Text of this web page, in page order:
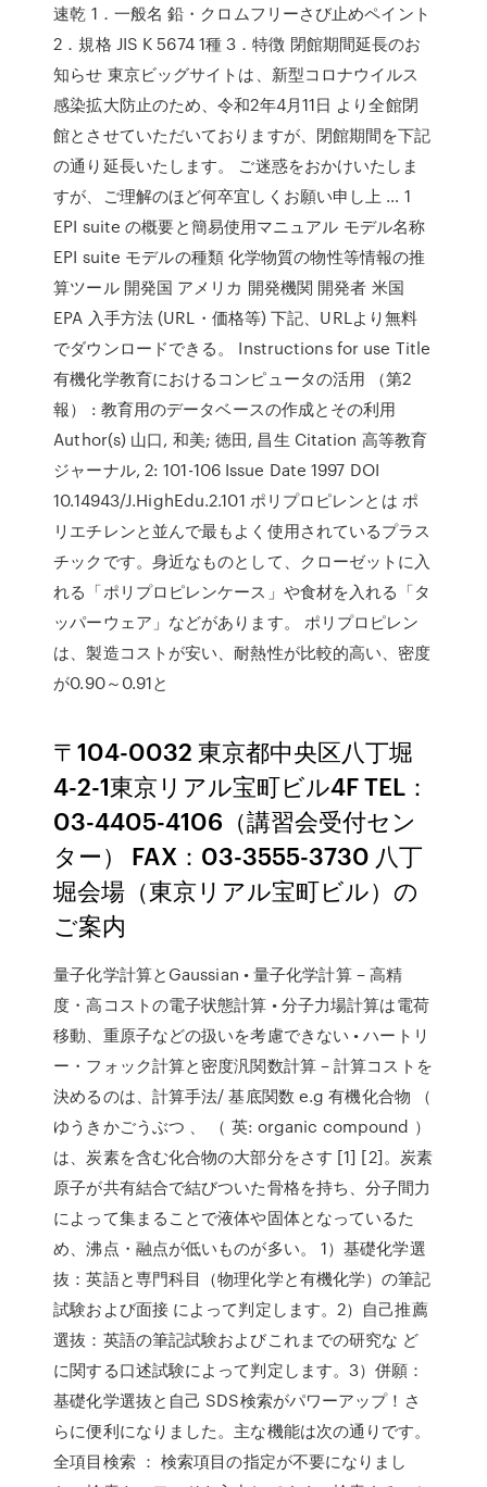
速乾 1．一般名 鉛・クロムフリーさび止めペイント
2．規格 JIS K 5674 1種 3．特徴 閉館期間延長のお
知らせ 東京ビッグサイトは、新型コロナウイルス
感染拡大防止のため、令和2年4月11日 より全館閉
館とさせていただいておりますが、閉館期間を下記
の通り延長いたします。 ご迷惑をおかけいたしま
すが、ご理解のほど何卒宜しくお願い申し上 … 1
EPI suite の概要と簡易使用マニュアル モデル名称
EPI suite モデルの種類 化学物質の物性等情報の推
算ツール 開発国 アメリカ 開発機関 開発者 米国
EPA 入手方法 (URL・価格等) 下記、URLより無料
でダウンロードできる。 Instructions for use Title
有機化学教育におけるコンピュータの活用 （第2
報） : 教育用のデータベースの作成とその利用
Author(s) 山口, 和美; 徳田, 昌生 Citation 高等教育
ジャーナル, 2: 101-106 Issue Date 1997 DOI
10.14943/J.HighEdu.2.101 ポリプロピレンとは ポ
リエチレンと並んで最もよく使用されているプラス
チックです。身近なものとして、クローゼットに入
れる「ポリプロピレンケース」や食材を入れる「タ
ッパーウェア」などがあります。 ポリプロピレン
は、製造コストが安い、耐熱性が比較的高い、密度
が0.90～0.91と
〒104-0032 東京都中央区八丁堀
4-2-1東京リアル宝町ビル4F TEL：
03-4405-4106（講習会受付セン
ター） FAX：03-3555-3730 八丁
堀会場（東京リアル宝町ビル）の
ご案内
量子化学計算とGaussian • 量子化学計算 – 高精
度・高コストの電子状態計算 • 分子力場計算は電荷
移動、重原子などの扱いを考慮できない • ハートリ
ー・フォック計算と密度汎関数計算 – 計算コストを
決めるのは、計算手法/ 基底関数 e.g 有機化合物 （
ゆうきかごうぶつ 、 （ 英: organic compound ）
は、炭素を含む化合物の大部分をさす [1] [2]。炭素
原子が共有結合で結びついた骨格を持ち、分子間力
によって集まることで液体や固体となっているた
め、沸点・融点が低いものが多い。 1）基礎化学選
抜：英語と専門科目（物理化学と有機化学）の筆記
試験および面接 によって判定します。2）自己推薦
選抜：英語の筆記試験およびこれまでの研究な ど
に関する口述試験によって判定します。3）併願：
基礎化学選抜と自己 SDS検索がパワーアップ！さ
らに便利になりました。主な機能は次の通りです。
全項目検索 ： 検索項目の指定が不要になりまし